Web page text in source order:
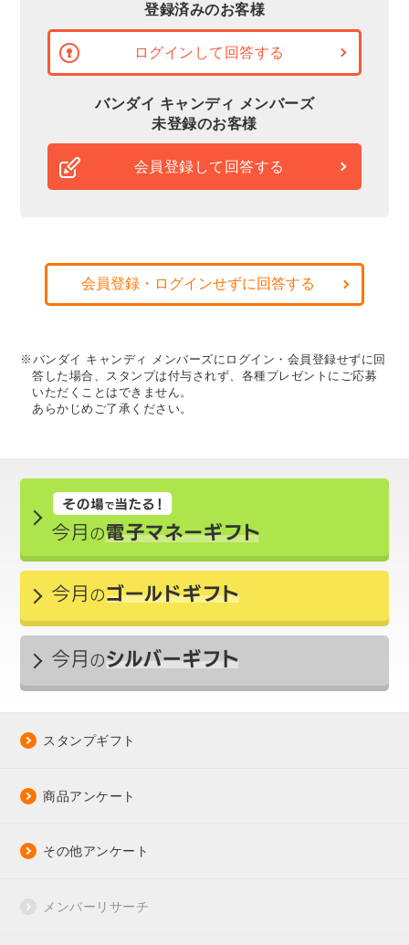
登録済みのお客様
ログインして回答する
バンダイ キャンディ メンバーズ
未登録のお客様
会員登録して回答する
会員登録・ログインせずに回答する
※バンダイ キャンディ メンバーズにログイン・会員登録せずに回
答した場合、スタンプは付与されず、各種プレゼントにご応募
いただくことはできません。
あらかじめご了承ください。
スタンプギフト
商品アンケート
その他アンケート
メンバーリサーチ